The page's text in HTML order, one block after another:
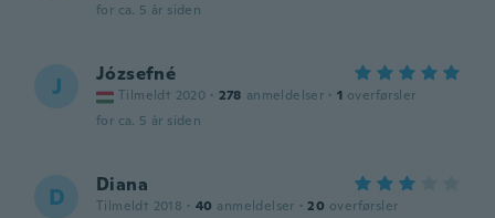
for ca. 5 år siden
J Józsefné
Tilmeldt 2020 · 278 anmeldelser · 1 overførsler
for ca. 5 år siden
D Diana
Tilmeldt 2018 · 40 anmeldelser · 20 overførsler